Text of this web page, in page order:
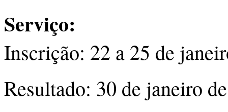
Serviço:
Inscrição: 22 a 25 de
Resultado: 30 de janeiro